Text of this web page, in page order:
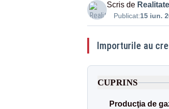
Scris de
Publicat:15 iun.
Importurile au
CUPRINS
Producţia de